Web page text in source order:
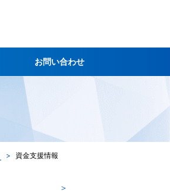
お問い合わせ
資金支援情報